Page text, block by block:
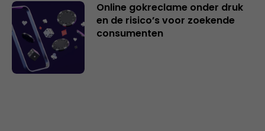
Online gokreclame onder druk
en de risico’s voor zoekende
consumenten